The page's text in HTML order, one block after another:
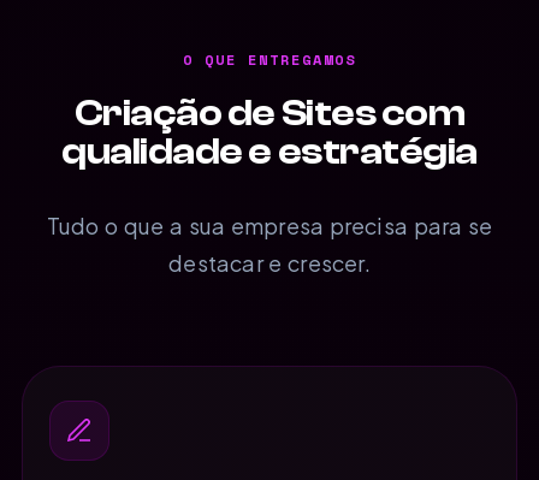
O QUE ENTREGAMOS
Criação de Sites com
qualidade e estratégia
Tudo o que a sua empresa precisa para se
destacar e crescer.